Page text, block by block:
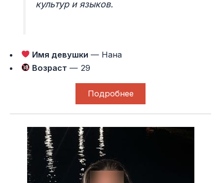
культур и языков.
Имя девушки — Нана
Возраст — 29
Подробнее